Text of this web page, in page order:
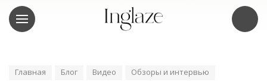
Главная Блог Видео Обзоры и интервью